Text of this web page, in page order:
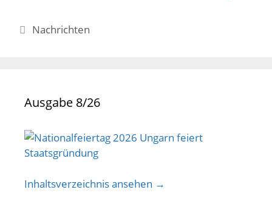
Kategorien
Nachrichten
Ausgabe 8/26
Inhaltsverzeichnis ansehen →